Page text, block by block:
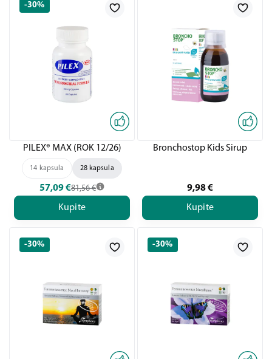
-30%
PILEX® MAX (ROK 12/26)
14 kapsula 28 kapsula
57,09€81,56 €
Kupite
Bronchostop Kids Sirup
9,98€
Kupite
-30% -30%